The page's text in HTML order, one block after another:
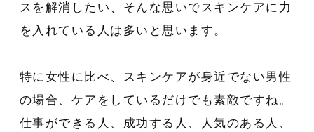
スを解消したい、そんな思いでスキンケアに力
を入れている人は多いと思います。
特に女性に比べ、スキンケアが身近でない男性
の場合、ケアをしているだけでも素敵ですね。
仕事ができる人、成功する人、人気のある人、